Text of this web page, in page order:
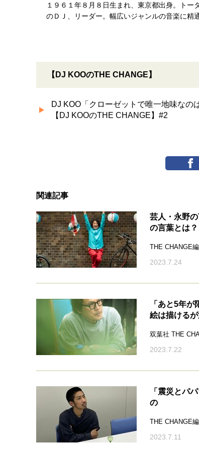
１９６１年８月８日生まれ、東京都出身。トー
のＤＪ、リーダー。幅広いジャンルの音楽に精
【DJ KOOのTHE CHANGE】
DJ KOO「クローゼットで唯一地味な
【DJ KOOのTHE CHANGE】#2
関連記事
芸人・永野
の言葉とは？
THE CHANGE
2023.7.24
「あと5年
絵は描ける
双葉社 THE
2023.7.22
「震災とパ
の
THE CHANGE
2023.7.11